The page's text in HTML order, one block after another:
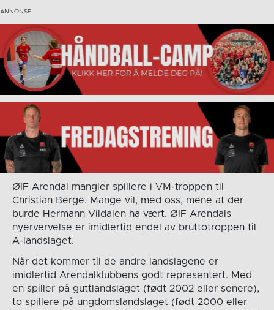
ØIF Arendal mangler spillere i VM-troppen til
Christian Berge. Mange vil, med oss, mene at der
burde Hermann Vildalen ha vært. ØIF Arendals
nyervervelse er imidlertid endel av bruttotroppen til
A-landslaget.
Når det kommer til de andre landslagene er
imidlertid Arendalklubbens godt representert. Med
en spiller på guttlandslaget (født 2002 eller senere),
to spillere på ungdomslandslaget (født 2000 eller